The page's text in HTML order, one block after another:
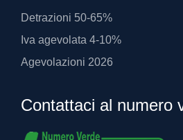
Detrazioni 50-65%
Iva agevolata 4-10%
Agevolazioni 2026
Contattaci al numero